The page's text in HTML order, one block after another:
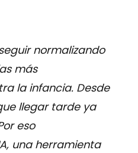
normalizando
más
la infancia. Desde
llegar tarde ya
eso
una herramienta